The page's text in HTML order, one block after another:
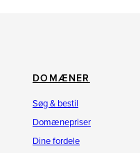
DOMÆNER
Søg & bestil
Domænepriser
Dine fordele